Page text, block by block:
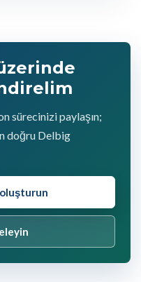
sürecinizi paylaşın;
doğru Delbig